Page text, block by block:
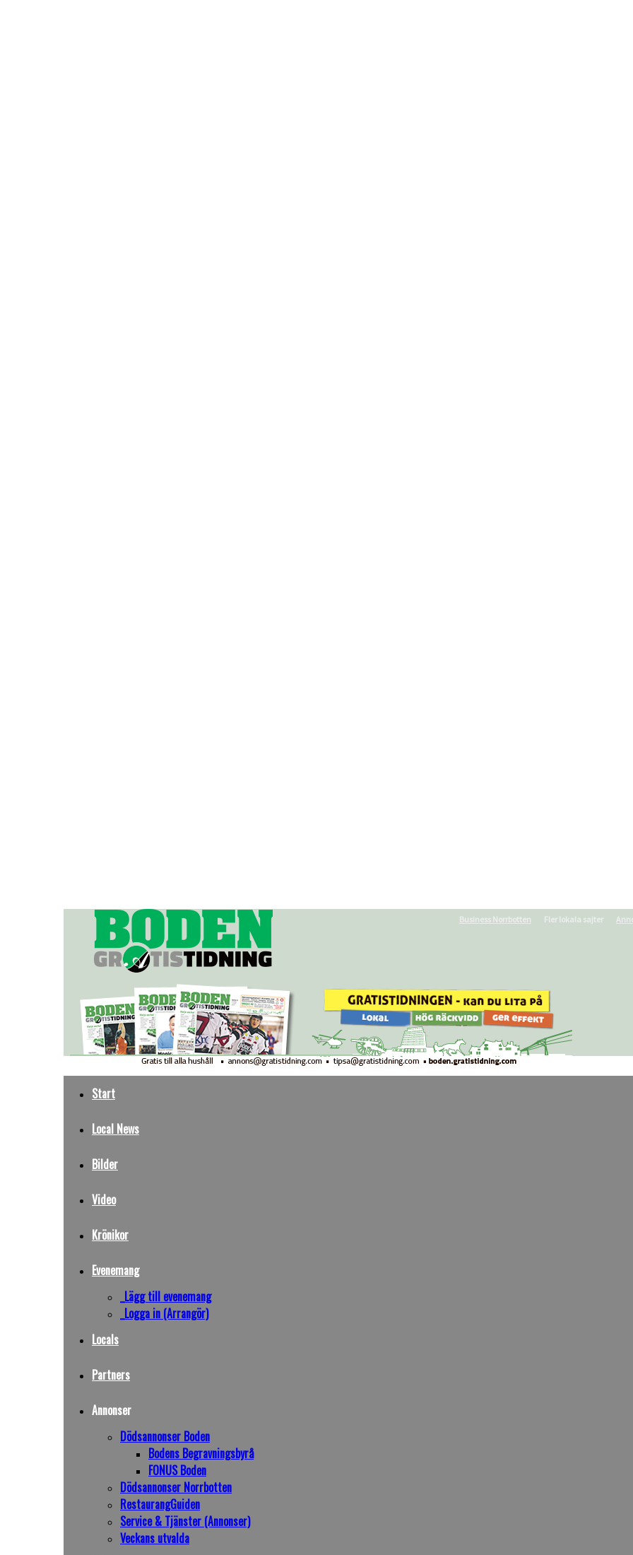
Business Norrbotten Fler lokala sajter
Boden
Gratistidning
Start
Local News
Bilder
Video
Krönikor
Evenemang
_Lägg till evenemang
_Logga in (Arrangör)
Locals
Partners
Annonser
Dödsannonser Boden
Bodens Begravningsbyrå
FONUS Boden
Dödsannonser Norrbotten
RestaurangGuiden
Service & Tjänster (Annonser)
Veckans utvalda